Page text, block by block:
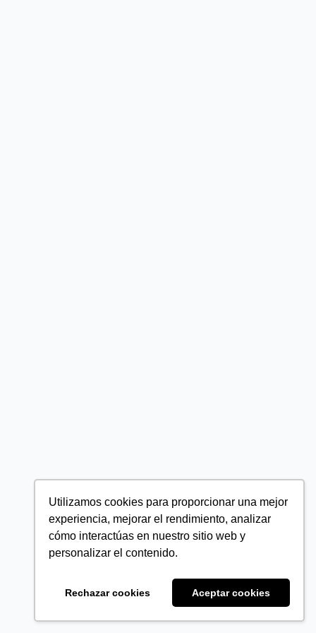
Utilizamos cookies para proporcionar una mejor
experiencia, mejorar el rendimiento, analizar
cómo interactúas en nuestro sitio web y
personalizar el contenido.
Rechazar cookies Aceptar cookies